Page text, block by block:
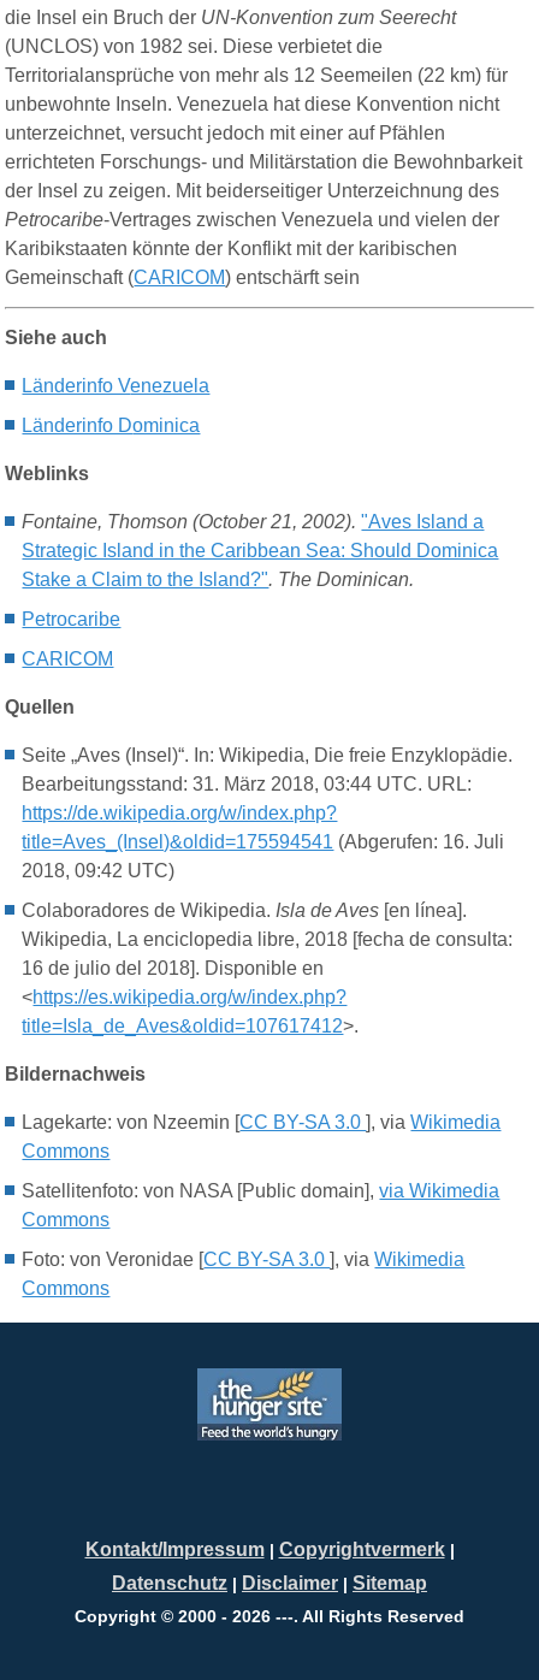
die Insel ein Bruch der UN-Konvention zum Seerecht
(UNCLOS) von 1982 sei. Diese verbietet die
Territorialansprüche von mehr als 12 Seemeilen (22 km) für
unbewohnte Inseln. Venezuela hat diese Konvention nicht
unterzeichnet, versucht jedoch mit einer auf Pfählen
errichteten Forschungs- und Militärstation die Bewohnbarkeit
der Insel zu zeigen. Mit beiderseitiger Unterzeichnung des
Petrocaribe-Vertrages zwischen Venezuela und vielen der
Karibikstaaten könnte der Konflikt mit der karibischen
Gemeinschaft (CARICOM) entschärft sein
Siehe auch
Länderinfo Venezuela
Länderinfo Dominica
Weblinks
Fontaine, Thomson (October 21, 2002)."Aves Island a
Strategic Island in the Caribbean Sea: Should Dominica
Stake a Claim to the Island?". The Dominican.
Petrocaribe
CARICOM
Quellen
Seite „Aves (Insel)“. In: Wikipedia, Die freie Enzyklopädie.
Bearbeitungsstand: 31. März 2018, 03:44 UTC. URL:
https://de.wikipedia.org/w/index.php?
title=Aves_(Insel)&oldid=175594541 (Abgerufen: 16. Juli
2018, 09:42 UTC)
Colaboradores de Wikipedia. Isla de Aves [en línea].
Wikipedia, La enciclopedia libre, 2018 [fecha de consulta:
16 de julio del 2018]. Disponible en
<https://es.wikipedia.org/w/index.php?
title=Isla_de_Aves&oldid=107617412>.
Bildernachweis
Lagekarte: von Nzeemin [CC BY-SA 3.0], viaWikimedia
Commons
Satellitenfoto: von NASA [Public domain],via Wikimedia
Commons
Foto: von Veronidae [CC BY-SA 3.0], viaWikimedia
Commons
Kontakt/Impressum| Copyrightvermerk|
Datenschutz | Disclaimer | Sitemap
Copyright © 2000 - 2026 ---. All Rights Reserved